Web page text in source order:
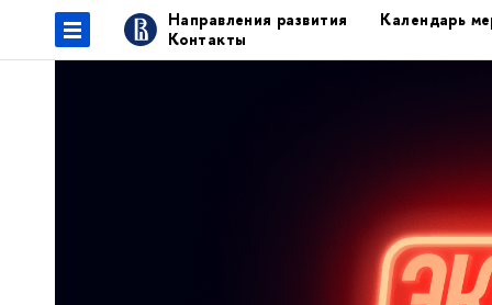
Направления развития
Календарь
Контакты